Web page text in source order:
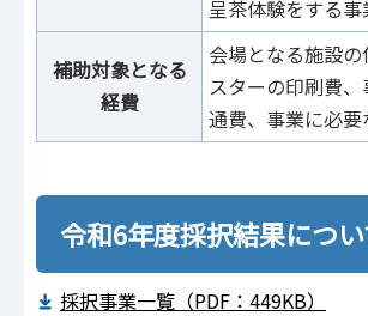
呈茶体験をする
補助対象となる
経費
会場となる施設
スターの印刷費
通費、事業に必
令和6年度採択結果につ
採択事業一覧（PDF：449KB）